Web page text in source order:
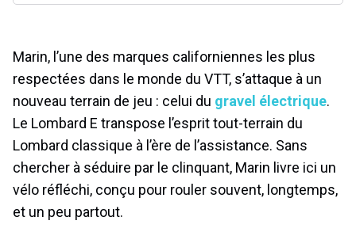
Marin, l’une des marques californiennes les plus
respectées dans le monde du VTT, s’attaque à un
nouveau terrain de jeu : celui du gravel électrique.
Le Lombard E transpose l’esprit tout-terrain du
Lombard classique à l’ère de l’assistance. Sans
chercher à séduire par le clinquant, Marin livre ici un
vélo réfléchi, conçu pour rouler souvent, longtemps,
et un peu partout.